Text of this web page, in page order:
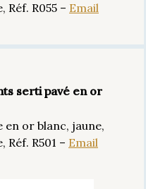
Réf. R055 – Email
serti pavé en or
en or blanc, jaune,
R501 – Email